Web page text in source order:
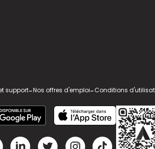
support-Nos offres d'emploi-Conditions